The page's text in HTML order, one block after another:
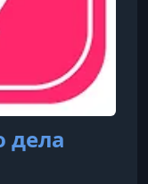
дела